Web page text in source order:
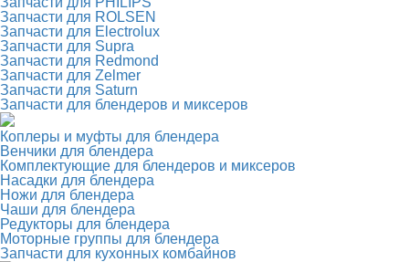
Запчасти для ROLSEN
Запчасти для Electrolux
Запчасти для Supra
Запчасти для Redmond
Запчасти для Zelmer
Запчасти для Saturn
Запчасти для блендеров и миксеров
Коплеры и муфты для блендера
Венчики для блендера
Комплектующие для блендеров и миксеров
Насадки для блендера
Ножи для блендера
Чаши для блендера
Редукторы для блендера
Моторные группы для блендера
Запчасти для кухонных комбайнов